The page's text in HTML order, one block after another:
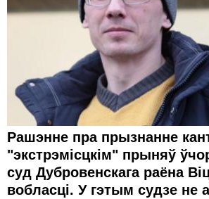
Рашэнне пра прызнанне
"экстрэмісцкім" прыняў
суд Дубровенскага раёна
вобласці. У гэтым судзе не